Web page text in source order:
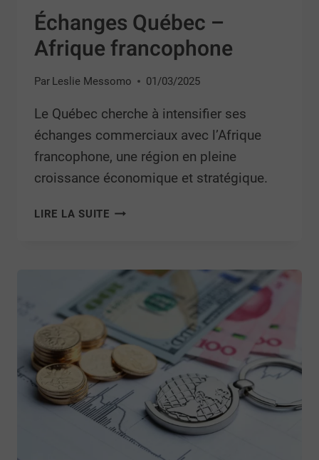
Échanges Québec –
Afrique francophone
Par Leslie Messomo 01/03/2025
Le Québec cherche à intensifier ses
échanges commerciaux avec l’Afrique
francophone, une région en pleine
croissance économique et stratégique.
LIRE LA SUITE